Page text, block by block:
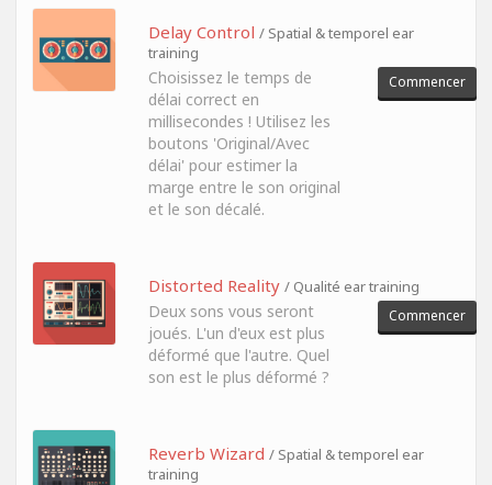
Delay Control / Spatial & temporel ear
training
Choisissez le temps de
délai correct en
millisecondes ! Utilisez les
boutons 'Original/Avec
délai' pour estimer la
marge entre le son original
et le son décalé.
Commencer
Distorted Reality / Qualité ear training
Deux sons vous seront
joués. L'un d'eux est plus
déformé que l'autre. Quel
son est le plus déformé ?
Commencer
Reverb Wizard / Spatial & temporel ear
training